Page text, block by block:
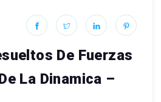
De Fuerzas
La Dinamica –